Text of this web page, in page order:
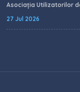
Asociația Utilizatorilor
27 Jul 2026